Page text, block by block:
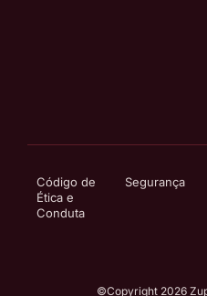
Código de
Ética e
Conduta
Segurança
©Copyright 2026